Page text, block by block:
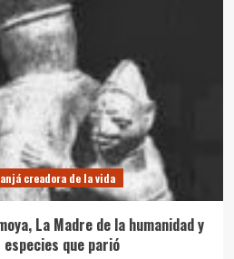
creadora de la vida
La Madre de la humanidad y
que parió